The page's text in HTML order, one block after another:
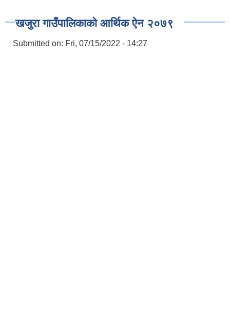
खजुरा गाउँपालिकाको आर्थिक ऐन २०७९
Submitted on: Fri, 07/15/2022 - 14:27